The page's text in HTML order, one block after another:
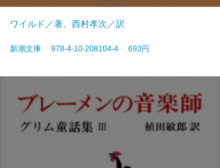
ワイルド／著、西村孝次／訳
新潮文庫 978-4-10-208104-4 693円